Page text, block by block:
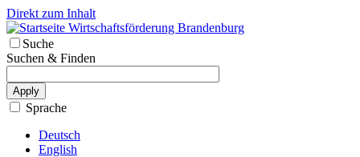
Direkt zum Inhalt
Wirtschaftsförderung Brandenburg
Suche
Suchen & Finden
Apply
Sprache
Deutsch
English